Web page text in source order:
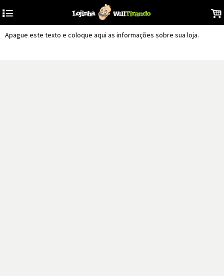
4 .
Apague este texto e coloque aqui as informações sobre sua loja.